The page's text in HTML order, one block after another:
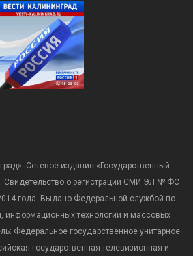
Сетевое издание «Государственный
Свидетельство о регистрации СМИ ЭЛ № ФС
года. Выдано Федеральной службой по
информационных технологий и массовых
Федеральное государственное унитарное
государственная телевизионная и